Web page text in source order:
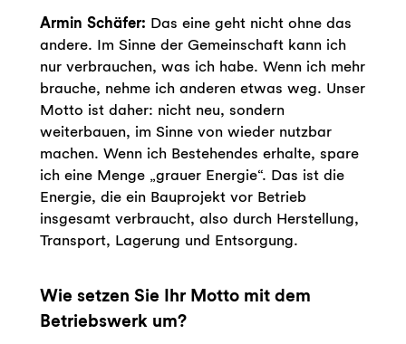
Armin Schäfer: Das eine geht nicht ohne das
andere. Im Sinne der Gemeinschaft kann ich
nur verbrauchen, was ich habe. Wenn ich mehr
brauche, nehme ich anderen etwas weg. Unser
Motto ist daher: nicht neu, sondern
weiterbauen, im Sinne von wieder nutzbar
machen. Wenn ich Bestehendes erhalte, spare
ich eine Menge „grauer Energie“. Das ist die
Energie, die ein Bauprojekt vor Betrieb
insgesamt verbraucht, also durch Herstellung,
Transport, Lagerung und Entsorgung.
Wie setzen Sie Ihr Motto mit dem
Betriebswerk um?